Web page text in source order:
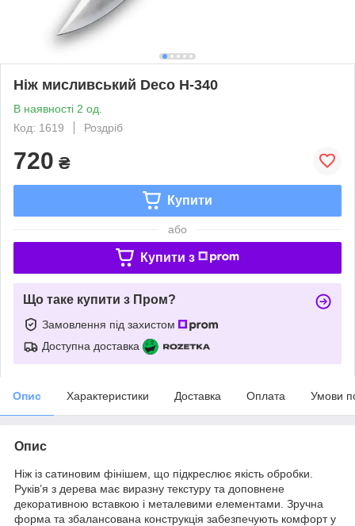
Ніж мисливський Deco H-340
В наявності 2 од.
Код: 1619
Роздріб
720 ₴
Купити
або
Купити з
Що таке купити з Пром?
Замовлення під захистом
Доступна доставка
Опис Характеристики Доставка Оплата Умови
Опис
Ніж із сатиновим фінішем, що підкреслює якість обробки.
Руків’я з дерева має виразну текстуру та доповнене
декоративною вставкою і металевими елементами. Зручна
форма та збалансована конструкція забезпечують комфорт у